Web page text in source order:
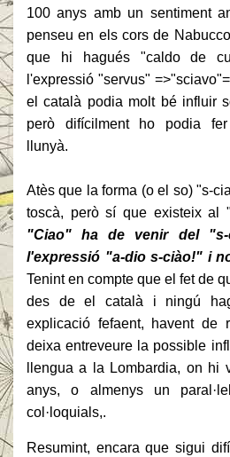
100 anys amb un sentiment
penseu en els cors de
que hi hagués "caldo de
l'expressió "servus"
el català podia molt bé influir
però difícilment ho podia fer
llunyà.
Atès que la forma (o el so) "s-
toscà, però sí que existeix al
"Ciao" ha de venir del "s-
l'expressió "a-dio s-ciào!" i
Tenint en compte que el fet de
des de el català i ningú
explicació fefaent, havent de
deixa entreveure la possible
llengua a la Lombardia, on hi
anys, o almenys un
col·loquials,.
Resumint, encara que sigui